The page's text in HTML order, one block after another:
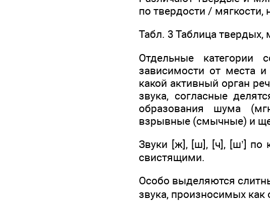
по твердости /
Табл. 3 Таблица твердых,
Отдельные категории
зависимости от места
какой активный орган
звука, согласные
образования шума
взрывные (смычные) и
Звуки [ж], [ш], [ч], [ш’] по
свистящими.
Особо выделяются
звука, произносимых как